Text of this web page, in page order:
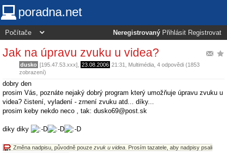
poradna.net
Neregistrovaný Přihlásit Registrovat
Jak na úpravu zvuku u videa?
dusko [195.47.53.xxx], 23.08.2006 21:31 Multimédia , 4 odpovědi (1853
zobrazení)
dobry den
prosim Vás, poznáte nejaký dobrý program který umožňuje úpravu zvuku u
videa? čistení, vyladení - zrnení zvuku atd... díky...
prosim keby nekdo neco , tak: dusko69@post.sk
diky diky
Změna nadpisu, původně pouze zvuk u videa . Prosím tazatele, aby nadpisy psali